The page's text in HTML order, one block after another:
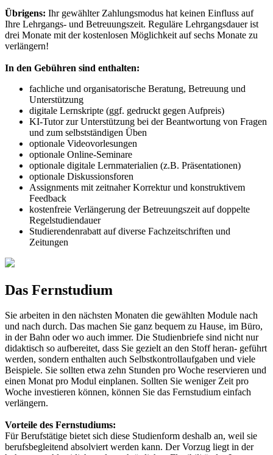
Übrigens: Ihr gewählter Zahlungsmodus hat keinen Einfluss auf
Ihre Lehrgangs- und Betreuungszeit. Reguläre Lehrgangsdauer ist
drei Monate mit der kostenlosen Möglichkeit auf sechs Monate zu
verlängern!
In den Gebühren sind enthalten:
fachliche und organisatorische Beratung, Betreuung und
Unterstützung
digitale Lernskripte (ggf. gedruckt gegen Aufpreis)
KI-Tutor zur Unterstützung bei der Beantwortung von Fragen
und zum selbstständigen Üben
optionale Videovorlesungen
optionale Online-Seminare
optionale digitale Lernmaterialien (z.B. Präsentationen)
optionale Diskussionsforen
Assignments mit zeitnaher Korrektur und konstruktivem
Feedback
kostenfreie Verlängerung der Betreuungszeit auf doppelte
Regelstudiendauer
Studierendenrabatt auf diverse Fachzeitschriften und
Zeitungen
Das Fernstudium
Sie arbeiten in den nächsten Monaten die gewählten Module nach
und nach durch. Das machen Sie ganz bequem zu Hause, im Büro,
in der Bahn oder wo auch immer. Die Studienbriefe sind nicht nur
didaktisch so aufbereitet, dass Sie gezielt an den Stoff heran- geführt
werden, sondern enthalten auch Selbstkontrollaufgaben und viele
Beispiele. Sie sollten etwa zehn Stunden pro Woche reservieren und
einen Monat pro Modul einplanen. Sollten Sie weniger Zeit pro
Woche investieren können, können Sie das Fernstudium einfach
verlängern.
Vorteile des Fernstudiums:
Für Berufstätige bietet sich diese Studienform deshalb an, weil sie
berufsbegleitend absolviert werden kann. Der Vorzug liegt in der